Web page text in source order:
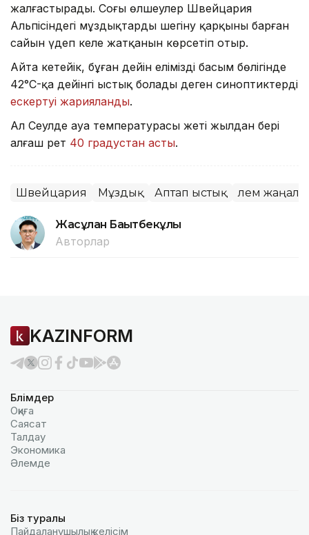
жалғастырады. Соңғы өлшеулер Швейцария
Альпісіндегі мұздықтардың шегіну қарқыны барған
сайын үдеп келе жатқанын көрсетіп отыр.
Айта кетейік, бұған дейін еліміздің басым бөлігінде
42°C-қа дейінгі ыстық болады деген синоптиктердің
ескертуі жарияланды.
Ал Сеулде ауа температурасы жеті жылдан бері
алғаш рет 40 градустан асты.
Швейцария Мұздық Аптап ыстық Әлем
Жасұлан Бақытбекұлы
Авторлар
KAZINFORM
Бөлімдер
Оқиға
Саясат
Талдау
Экономика
Әлемде
Біз туралы
Пайдаланушылық келiciм